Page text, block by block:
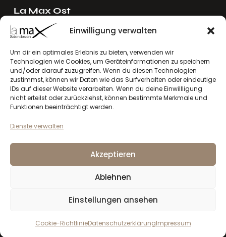
Einwilligung verwalten
Um dir ein optimales Erlebnis zu bieten, verwenden wir
Technologien wie Cookies, um Geräteinformationen zu speichern
und/oder darauf zuzugreifen. Wenn du diesen Technologien
zustimmst, können wir Daten wie das Surfverhalten oder eindeutige
IDs auf dieser Website verarbeiten. Wenn du deine Einwillligung
nicht erteilst oder zurückziehst, können bestimmte Merkmale und
Funktionen beeinträchtigt werden.
Dienste verwalten
Akzeptieren
Ablehnen
Einstellungen ansehen
Cookie-RichtlinieDatenschutzerklärungImpressum
La Max Ost
Ing. Reinhard Mayer e.U.
Stadlgasse 4
2122 Riedenthal, Austria
E-Mail:mayer[at]lamax.at
+436643432630
La Max West
Andreas Larcher e.U.
6410 Telfs, Austria
larcher[at]lamax.at
Datenschutzerklärung
Impressum
la max © 2026. Alle Rechte vorbehalten